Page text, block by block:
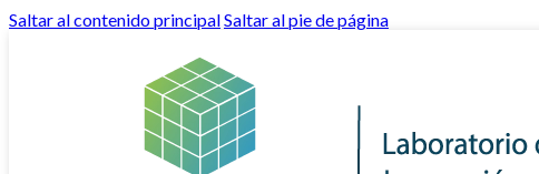
Saltar al contenido principalSaltar al pie de página